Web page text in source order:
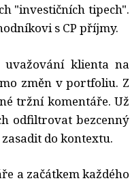
"investičních tipech".
s CP příjmy.
uvažování klienta na
změn v portfoliu. Z
tržní komentáře. Už
odfiltrovat bezcenný
do kontextu.
a začátkem každého